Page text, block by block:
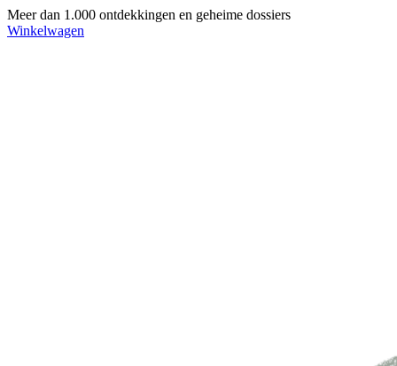
Meer dan 1.000 ontdekkingen en geheime dossiers
Winkelwagen